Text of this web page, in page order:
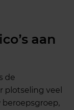
aan
de
plotseling veel